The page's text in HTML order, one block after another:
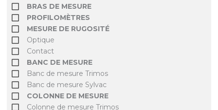
BRAS DE MESURE
PROFILOMÈTRES
MESURE DE RUGOSITÉ
Optique
Contact
BANC DE MESURE
Banc de mesure Trimos
Banc de mesure Sylvac
COLONNE DE MESURE
Colonne de mesure Trimos